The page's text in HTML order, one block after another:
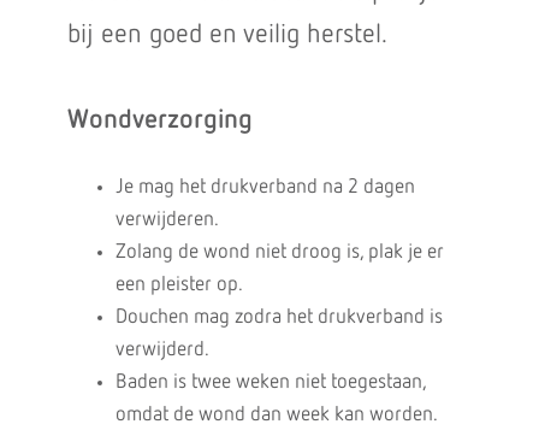
bij een goed en veilig herstel.
Wondverzorging
Je mag het drukverband na 2 dagen
verwijderen.
Zolang de wond niet droog is, plak je er
een pleister op.
Douchen mag zodra het drukverband is
verwijderd.
Baden is twee weken niet toegestaan,
omdat de wond dan week kan worden.